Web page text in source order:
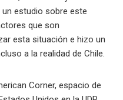
un estudio sobre este
que son
esta situación e hizo un
a la realidad de Chile.
Corner, espacio de